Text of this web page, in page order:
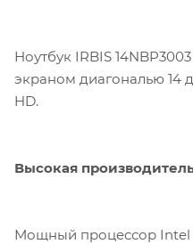
Ноутбук IRBIS
экраном диагональю 14
HD.
Высокая
Мощный процессор Intel